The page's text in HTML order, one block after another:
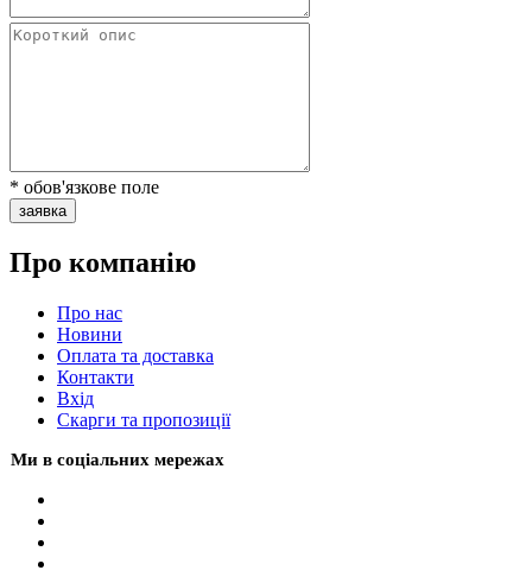
* обов'язкове поле
заявка
Про компанію
Про нас
Новини
Оплата та доставка
Контакти
Вхiд
Скарги та пропозиції
Ми в соціальних мережах